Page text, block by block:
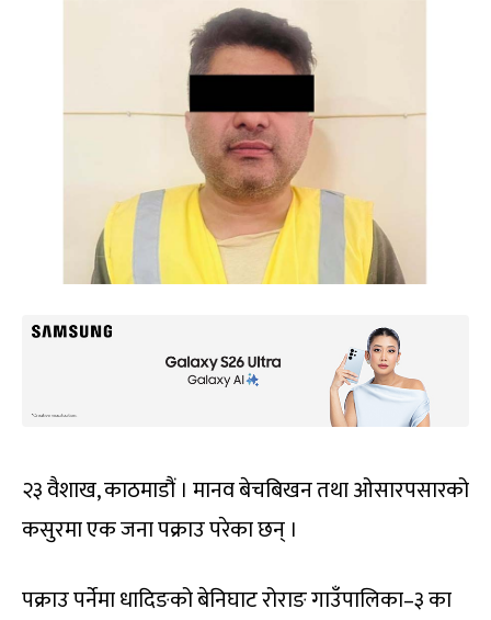
२३ वैशाख, काठमाडौं । मानव बेचबिखन तथा ओसारपसारको
कसुरमा एक जना पक्राउ परेका छन् ।
पक्राउ पर्नेमा धादिङको बेनिघाट रोराङ गाउँपालिका–३ का